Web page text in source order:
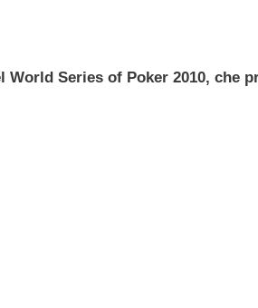
Series of Poker 2010, che